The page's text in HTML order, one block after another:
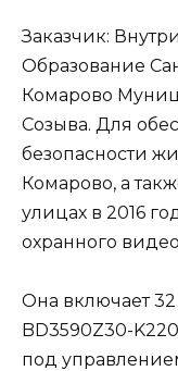
Заказчик:
Образование
Комарово
Созыва. Для
безопасности
Комарово, а
улицах в 2016
охранного
Она включает
BD3590Z30-
под